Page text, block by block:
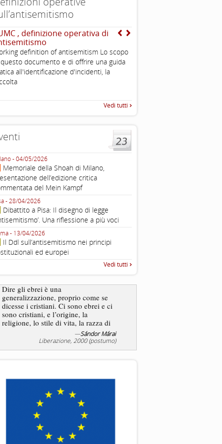
, definizione operativa di
definition of antisemitism Lo scopo
documento e di offrire una guida
all'identificazione d'incidenti, la
Vedi tutti
- 04/05/2026
Memoriale della Shoah di Milano,
dell’edizione critica
del Mein Kampf
- 28/04/2026
Dibattito a Pisa: Il disegno di legge
Una riflessione a più voci
- 13/04/2026
Il Ddl sull’antisemitismo nei principi
ed europei
2025”
Vedi tutti
Dire gli ebrei è una
generalizzazione, proprio come se
dicesse i cristiani. Ci sono ebrei e ci
sono cristiani, e l’origine, la
religione, lo stile di vita, la razza di
sicuro comportano tanti tratti...
—Sándor Márai
Liberazione, 2000 (postumo)